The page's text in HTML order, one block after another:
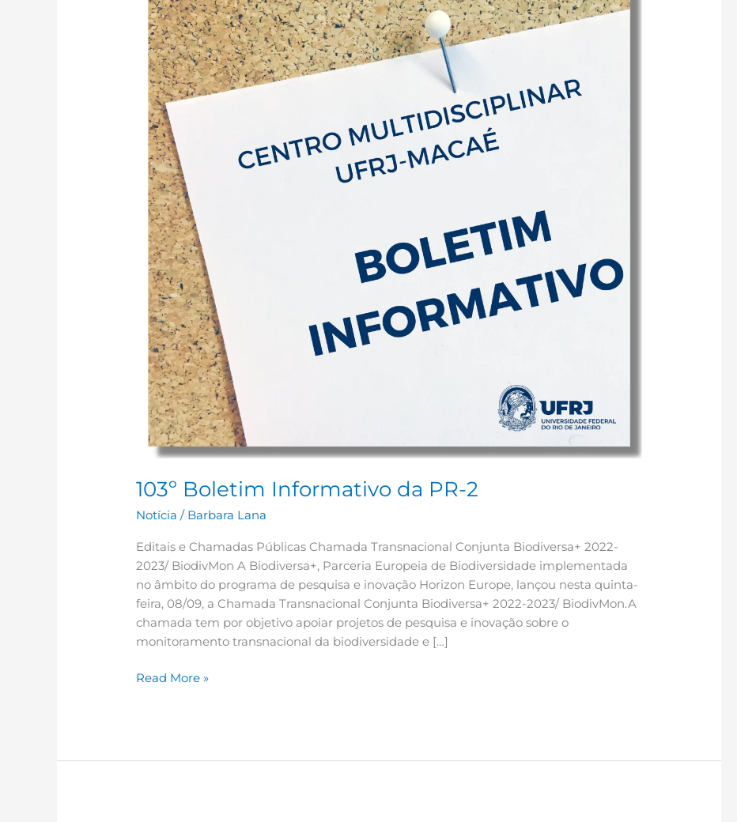
103º Boletim Informativo da PR-2
Notícia / Barbara Lana
Editais e Chamadas Públicas Chamada Transnacional Conjunta Biodiversa+ 2022-
2023/ BiodivMon A Biodiversa+, Parceria Europeia de Biodiversidade implementada
no âmbito do programa de pesquisa e inovação Horizon Europe, lançou nesta quinta-
feira, 08/09, a Chamada Transnacional Conjunta Biodiversa+ 2022-2023/ BiodivMon.A
chamada tem por objetivo apoiar projetos de pesquisa e inovação sobre o
monitoramento transnacional da biodiversidade e […]
da
PR-
Read More »